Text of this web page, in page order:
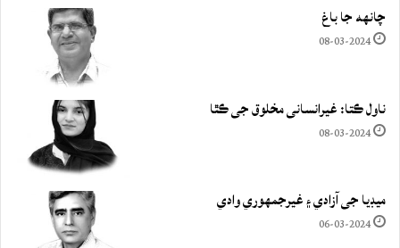
چانهه جا باغ
08-03-2024
ناول ڪتا: غيرانساني مخلوق جي ڪٿا
08-03-2024
ميڊيا جي آزادي ۽ غيرجمھوري وادي
06-03-2024